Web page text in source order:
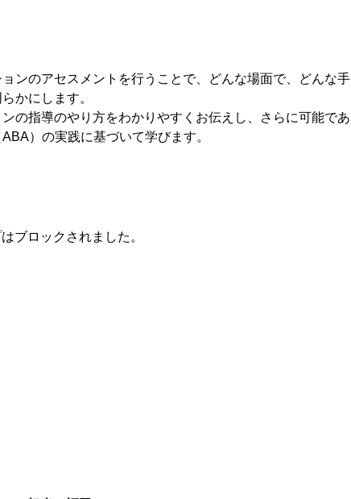
ンのアセスメントを行うことで、どんな場面で、どんな手
かにします。
の指導のやり方をわかりやすくお伝えし、さらに可能であ
）の実践に基づいて学びます。
ブロックされました。